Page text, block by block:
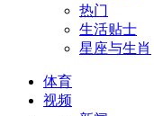
热门
生活贴士
星座与生肖
体育
视频